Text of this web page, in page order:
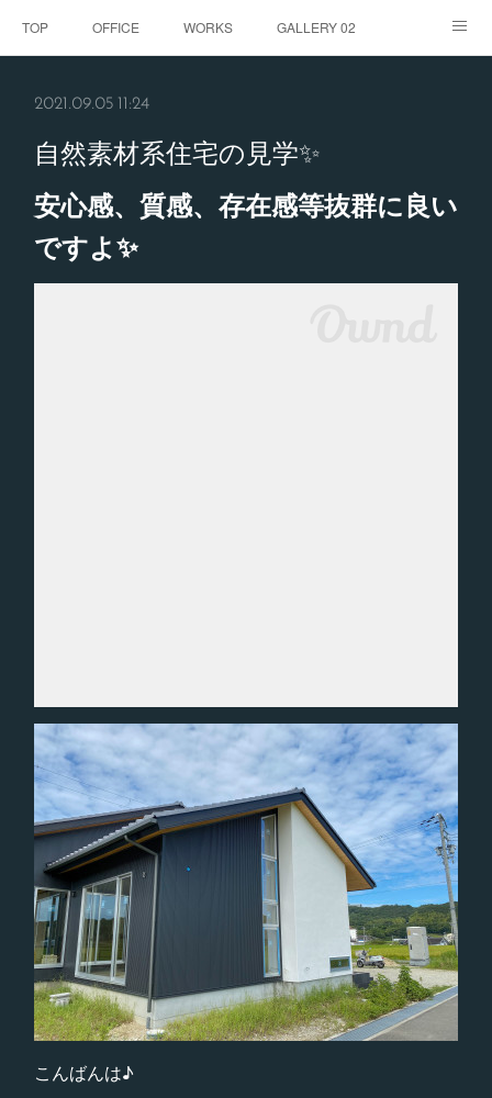
TOP OFFICE WORKS GALLERY 02
2021.09.05 11:24
自然素材系住宅の見学✨
安心感、質感、存在感等抜群に良い
ですよ✨
こんばんは♪